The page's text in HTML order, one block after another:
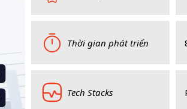
Thời gian phát triển
Tech Stacks